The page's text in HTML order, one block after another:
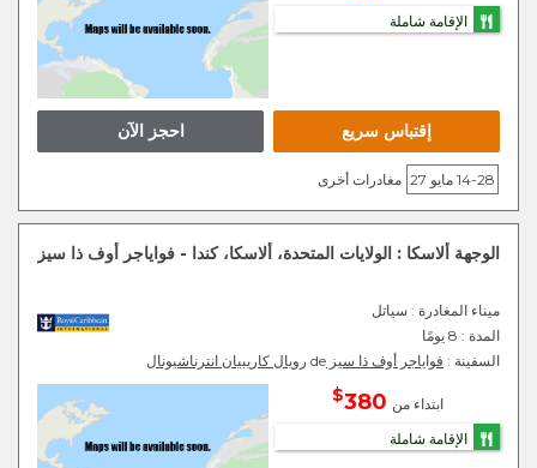
الإقامة شاملة
احجز الآن إقتباس سريع
14-28 مايو 27 مغادرات أخرى
الوجهة ألاسكا : الولايات المتحدة، ألاسكا، كندا - فواياجر أوف ذا سيز
ميناء المغادرة : سياتل
المدة : 8 يومًا
السفينة : فواياجر أوف ذا سيز de رويال كاريبيان انترناشيونال
ابتداء من 380
$
الإقامة شاملة